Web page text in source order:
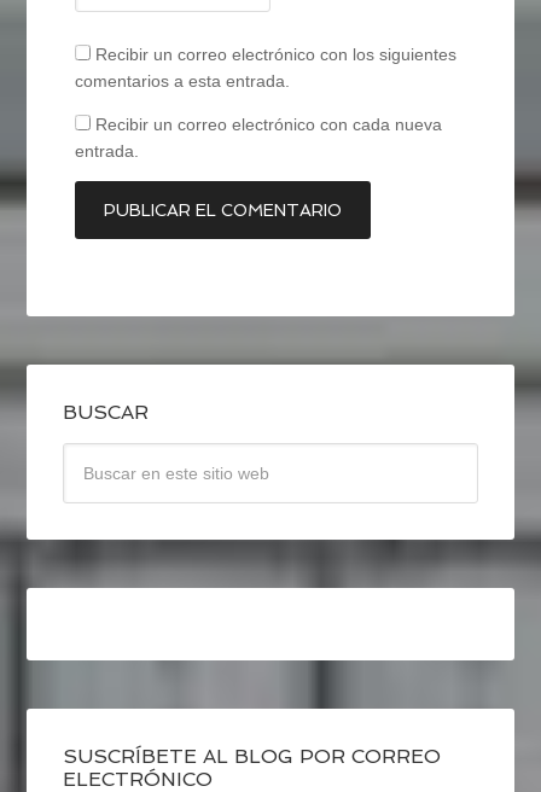
Recibir un correo electrónico con los siguientes
comentarios a esta entrada.
Recibir un correo electrónico con cada nueva
entrada.
BUSCAR
SUSCRÍBETE AL BLOG POR CORREO
ELECTRÓNICO